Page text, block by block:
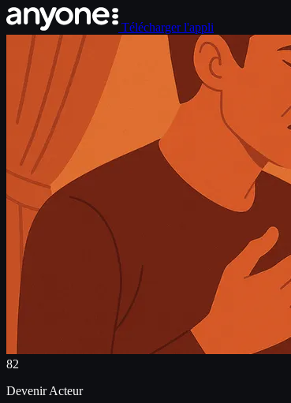
Télécharger l'appli
82
Devenir Acteur